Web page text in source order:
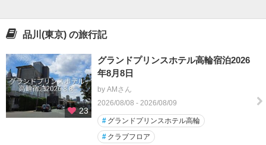
品川(東京) の旅行記
23
グランドプリンスホテル高輪宿泊2026
年8月8日
by AMさん
2026/08/08 - 2026/08/09
# グランドプリンスホテル高輪
# クラブフロア